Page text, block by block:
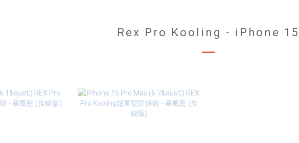
Rex Pro Kooling - iPhone 15